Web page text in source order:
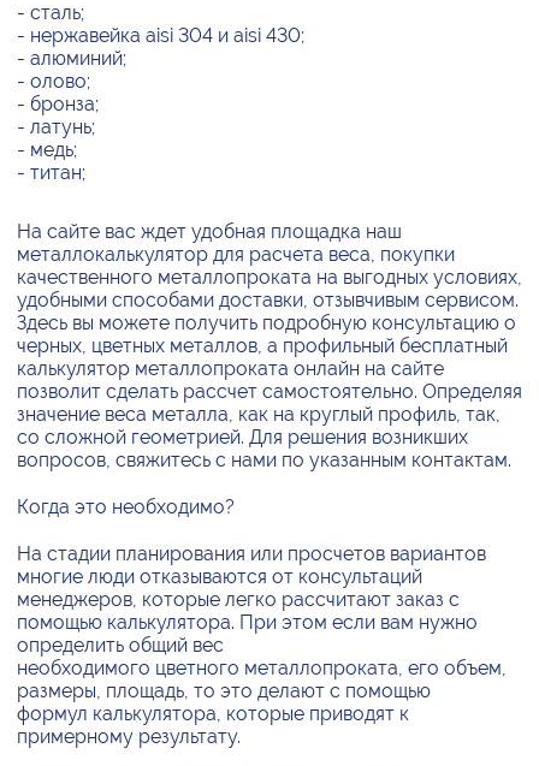
- сталь;
- нержавейка aisi 304 и aisi 430;
- алюминий;
- олово;
- бронза;
- латунь;
- медь;
- титан;
На сайте вас ждет удобная площадка наш
металлокалькулятор для расчета веса, покупки
качественного металлопроката на выгодных условиях,
удобными способами доставки, отзывчивым сервисом.
Здесь вы можете получить подробную консультацию о
черных, цветных металлов, а профильный бесплатный
калькулятор металлопроката онлайн на сайте
позволит сделать рассчет самостоятельно. Определяя
значение веса металла, как на круглый профиль, так,
со сложной геометрией. Для решения возникших
вопросов, свяжитесь с нами по указанным контактам.
Когда это необходимо?
На стадии планирования или просчетов вариантов
многие люди отказываются от консультаций
менеджеров, которые легко рассчитают заказ с
помощью калькулятора. При этом если вам нужно
определить общий вес
необходимого цветного металлопроката, его объем,
размеры, площадь, то это делают с помощью
формул калькулятора, которые приводят к
примерному результату.